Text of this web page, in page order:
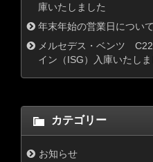
庫いたしました
年末年始の営業日につい
メルセデス・ベンツ
イン（ISG）入庫いたしま
カテゴリー
お知らせ